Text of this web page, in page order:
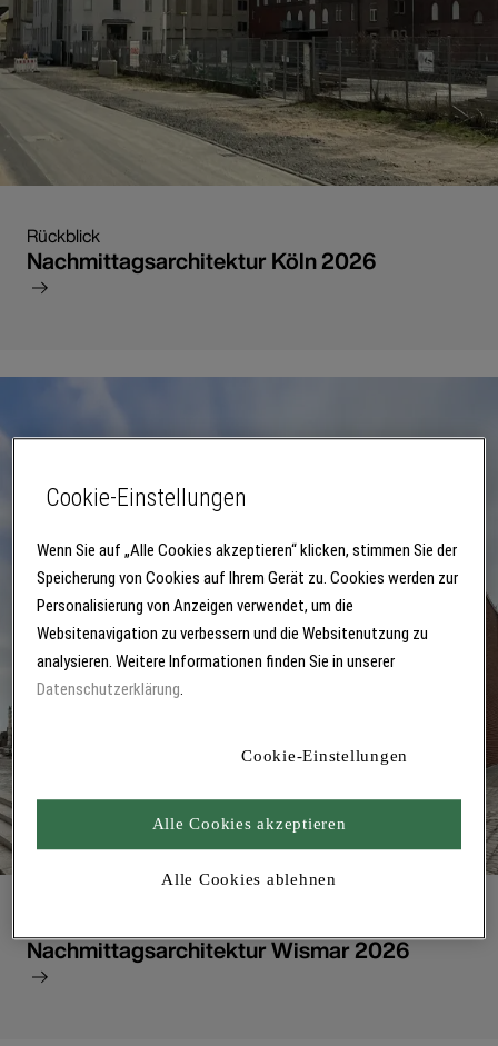
Rückblick
Nachmittagsarchitektur Köln 2026
Nachmittagsarchitektur Wismar 2026
Cookie-Einstellungen
Wenn Sie auf „Alle Cookies akzeptieren“ klicken, stimmen Sie der
Speicherung von Cookies auf Ihrem Gerät zu. Cookies werden zur
Personalisierung von Anzeigen verwendet, um die
Websitenavigation zu verbessern und die Websitenutzung zu
analysieren. Weitere Informationen finden Sie in unserer
Datenschutzerklärung.
Cookie-Einstellungen
Alle Cookies ablehnen
Alle Cookies akzeptieren